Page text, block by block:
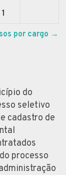
1
por cargo →
do
seletivo
cadastro de
processo